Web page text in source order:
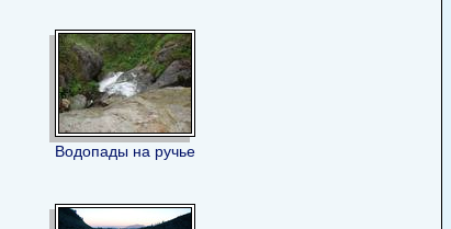
Водопады на ручье